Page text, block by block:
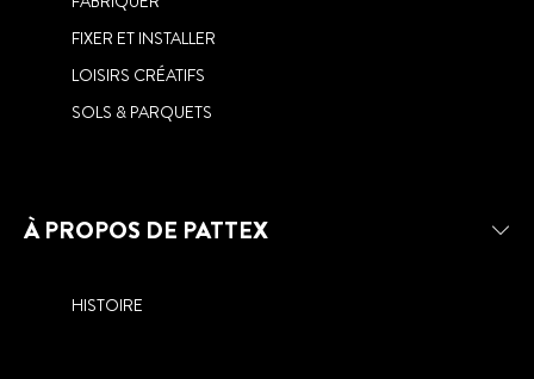
FIXER ET INSTALLER
LOISIRS CRÉATIFS
SOLS & PARQUETS
À PROPOS DE PATTEX
HISTOIRE